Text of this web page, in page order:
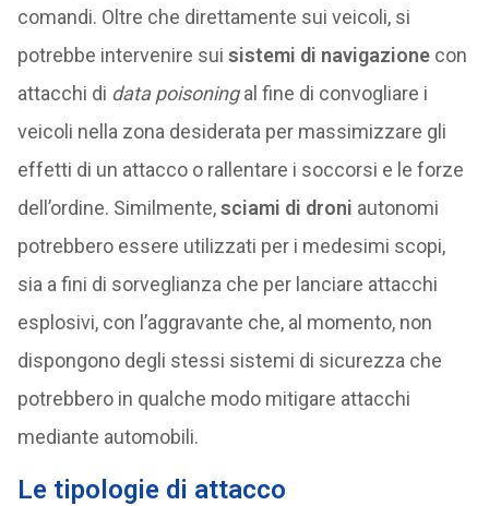
comandi. Oltre che direttamente sui veicoli, si
potrebbe intervenire sui sistemi di navigazionecon
attacchi di data poisoningal fine di convogliare i
veicoli nella zona desiderata per massimizzare gli
effetti di un attacco o rallentare i soccorsi e le forze
dell’ordine. Similmente,sciami di droni autonomi
potrebbero essere utilizzati per i medesimi scopi,
sia a fini di sorveglianza che per lanciare attacchi
esplosivi, con l’aggravante che, al momento, non
dispongono degli stessi sistemi di sicurezza che
potrebbero in qualche modo mitigare attacchi
mediante automobili.
Le tipologie di attacco